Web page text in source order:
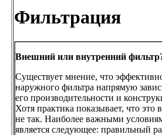
Фильтрация
Внешний или внутренний
Существует мнение, что
наружного фильтра напрямую
его производительности и
Хотя практика показывает, что это
не так. Наиболее важными
является следующее: правильный